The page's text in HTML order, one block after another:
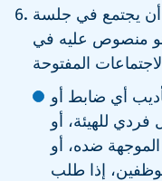
يجتمع في جلسة
هو منصوص عليه في
أي ضابط أو
للهيئة، أو
ضده، أو
إذا طلب